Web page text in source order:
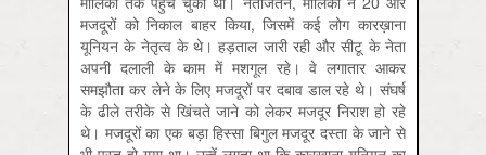
मजदूरों को निकाल बाहर किया, जिसमें कई लोग कारख़ाना
यूनियन के नेतृत्व के थे। हड़ताल जारी रही और सीटू के नेता
अपनी दलाली के काम में मशगूल रहे। वे लगातार आकर
समझौता कर लेने के लिए मजदूरों पर दबाव डाल रहे थे। संघर्ष
के ढीले तरीके से खिंचते जाने को लेकर मजदूर निराश हो रहे
थे। मजदूरों का एक बड़ा हिस्सा बिगुल मजदूर दस्ता के जाने से